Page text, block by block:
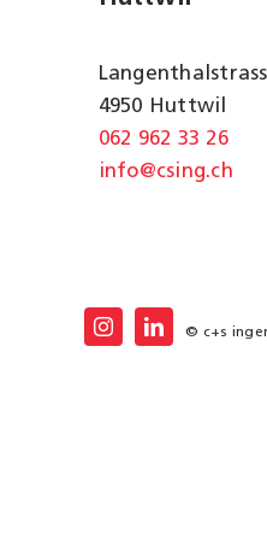
4950 Huttwil
062 962 33 26
info@csing.ch
© c+s